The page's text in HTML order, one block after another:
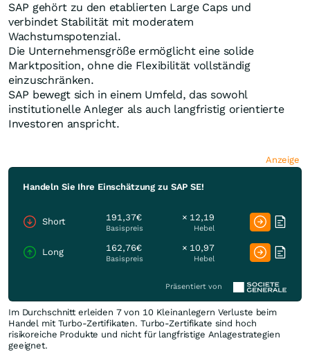
SAP gehört zu den etablierten Large Caps und
verbindet Stabilität mit moderatem
Wachstumspotenzial.
Die Unternehmensgröße ermöglicht eine solide
Marktposition, ohne die Flexibilität vollständig
einzuschränken.
SAP bewegt sich in einem Umfeld, das sowohl
institutionelle Anleger als auch langfristig orientierte
Investoren anspricht.
Anzeige
Handeln Sie Ihre Einschätzung zu SAP SE!
Short 191,37€
Basispreis
× 12,19
Hebel
Long 162,76€
Basispreis
× 10,97
Hebel
Präsentiert von
Im Durchschnitt erleiden 7 von 10 Kleinanlegern Verluste beim
Handel mit Turbo-Zertifikaten. Turbo-Zertifikate sind hoch
risikoreiche Produkte und nicht für langfristige Anlagestrategien
geeignet.